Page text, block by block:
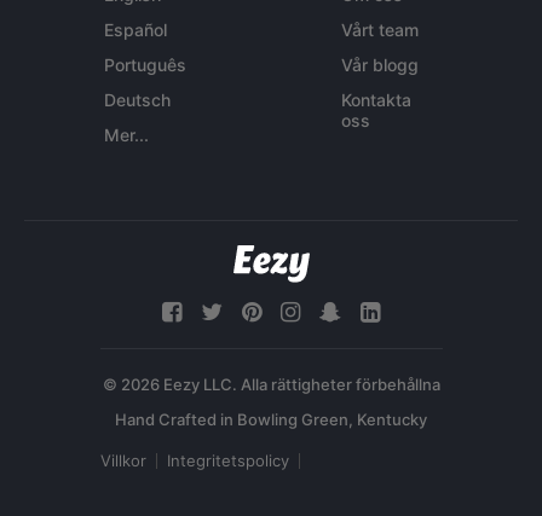
Español
Português
Deutsch
Mer...
Vårt team
Vår blogg
Kontakta
oss
© 2026 Eezy LLC. Alla rättigheter förbehållna
Villkor Integritetspolicy